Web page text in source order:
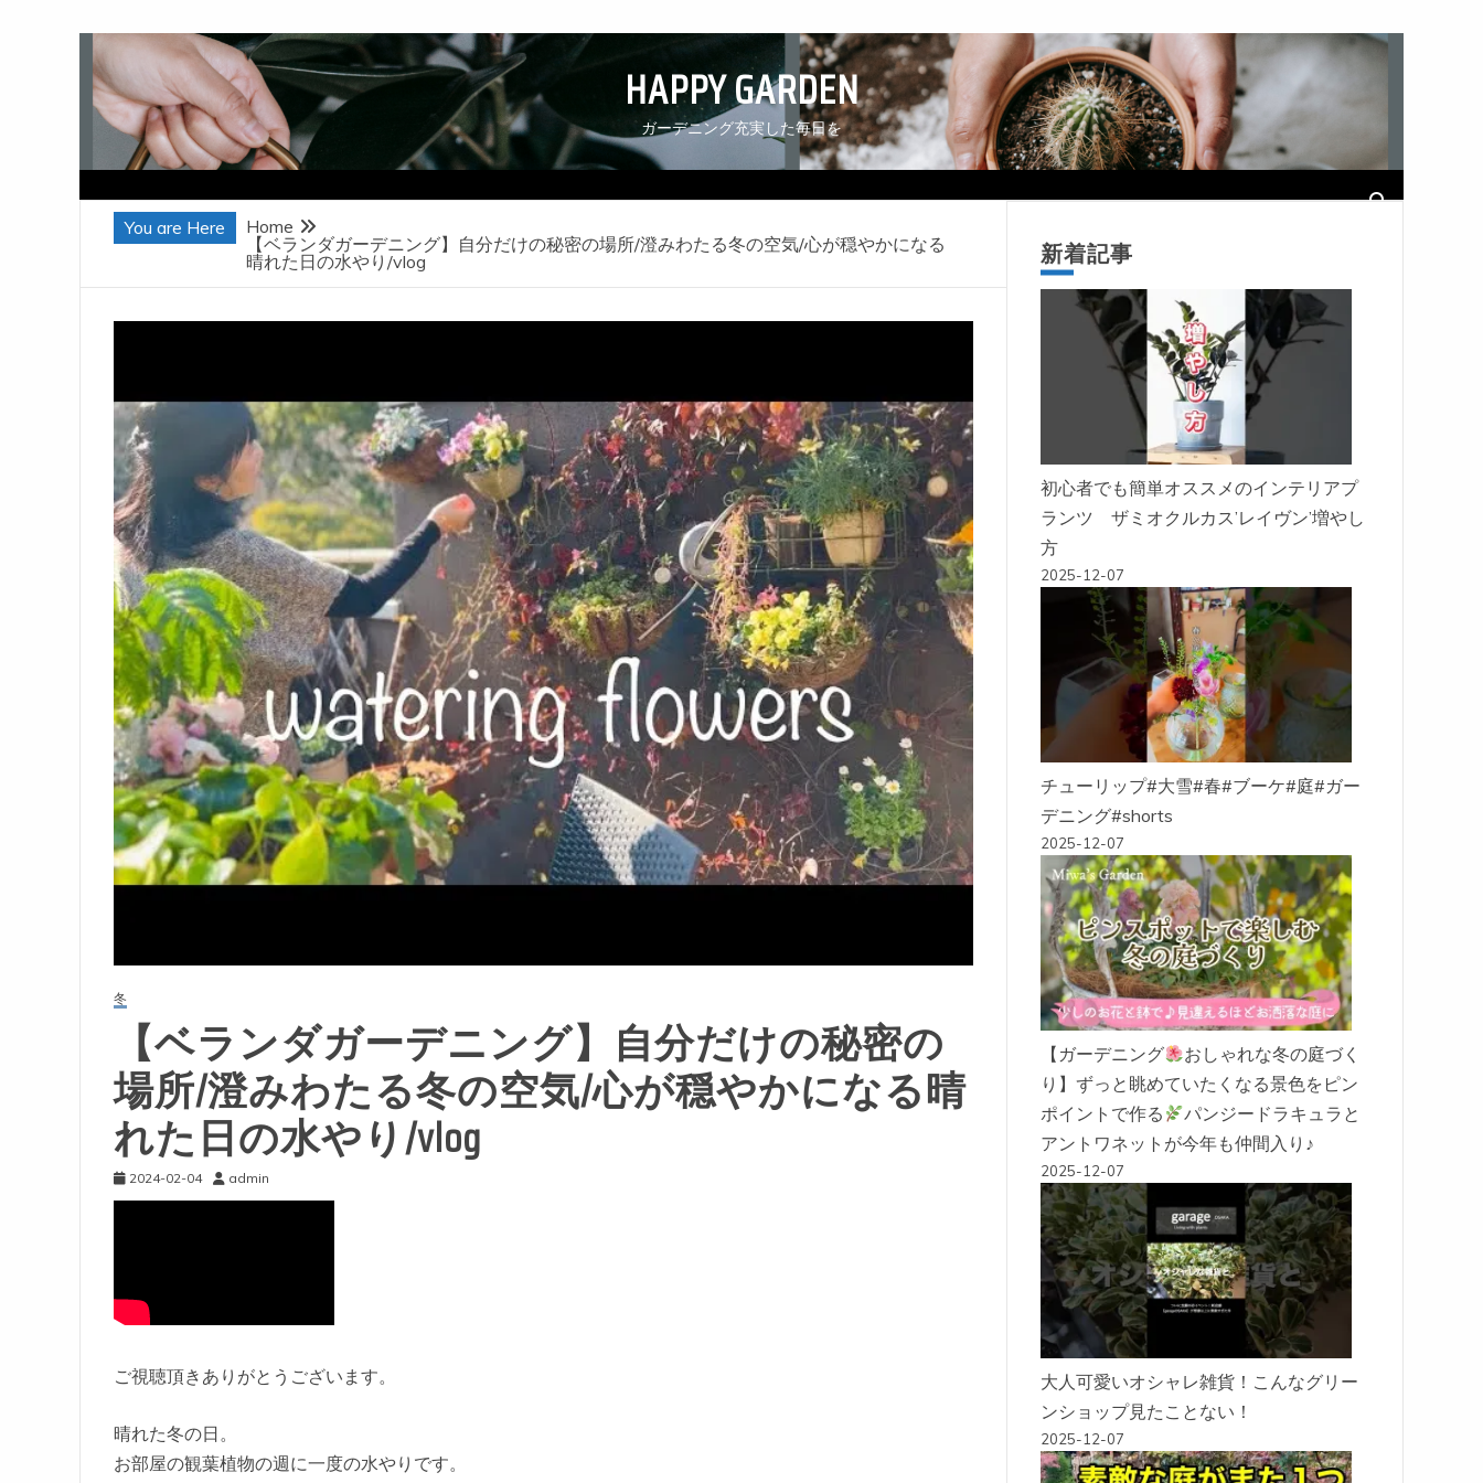
Skip
to
content
HAPPY GARDEN
ガーデニング充実した毎日を
You are Here
Home
【ベランダガーデニング】自分だけの秘密の場所/澄みわたる冬の空気/心が穏やかになる
晴れた日の水やり/vlog
冬
【ベランダガーデニング】自分だけの秘密の
場所/澄みわたる冬の空気/心が穏やかになる晴
れた日の水やり/vlog
2024-02-04 admin
ご視聴頂きありがとうございます。
晴れた冬の日。
お部屋の観葉植物の週に一度の水やりです。
新着記事
初心者でも簡単オススメのインテリアプ
ランツ ザミオクルカス’レイヴン’増やし
方
2025-12-07
チューリップ#大雪#春#ブーケ#庭#ガー
デニング#shorts
2025-12-07
【ガーデニング
おしゃれな冬の庭づく
り】ずっと眺めていたくなる景色をピン
ポイントで作る
パンジードラキュラと
アントワネットが今年も仲間入り♪
2025-12-07
大人可愛いオシャレ雑貨！こんなグリー
ンショップ見たことない！
2025-12-07